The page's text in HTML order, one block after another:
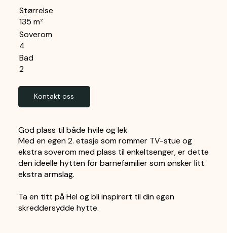
God plass til både hvile og lek
Med en egen 2. etasje som rommer TV-stue og
ekstra soverom med plass til enkeltsenger, er dette
den ideelle hytten for barnefamilier som ønsker litt
ekstra armslag.
Ta en titt på Hel og bli inspirert til din egen
skreddersydde hytte.
Størrelse
135 m²
Soverom
4
Bad
2
Kontakt oss